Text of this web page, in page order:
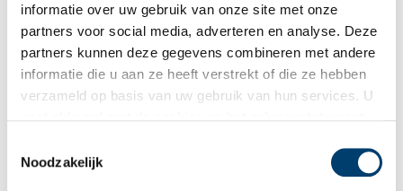
informatie over uw gebruik van onze site met onze
partners voor social media, adverteren en analyse. Deze
partners kunnen deze gegevens combineren met andere
informatie die u aan ze heeft verstrekt of die ze hebben
verzameld op basis van uw gebruik van hun services. U
Noodzakelijk
Misdadigers in Holland: deze straffen kreeg je in de
zeventiende eeuw
In de zeventiende eeuw werden misdadigers in Holland
De schepenen (rechters) konden hierbij kiezen uit
verschillende martel- en executiemethoden, waaronder